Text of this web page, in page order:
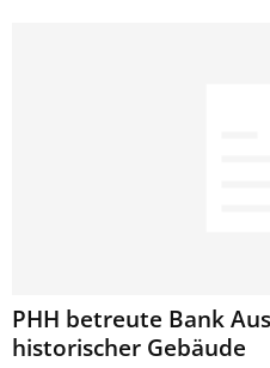
PHH betreute Bank
historischer Gebäude